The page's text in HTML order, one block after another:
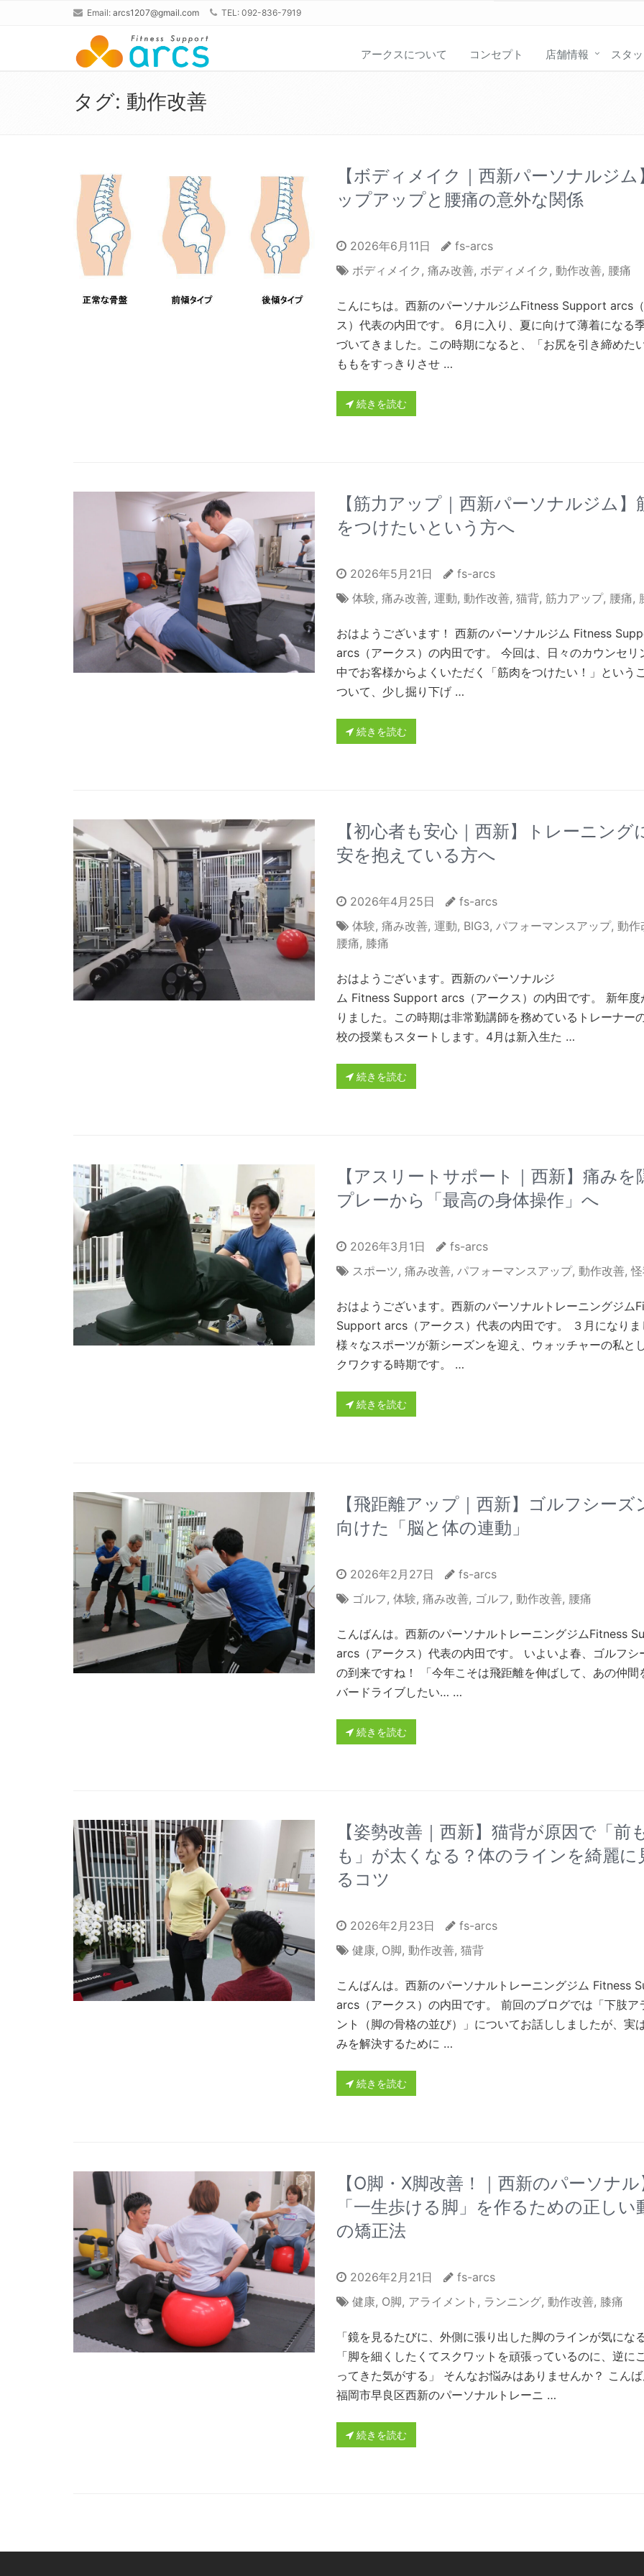
Email: arcs1207@gmail.com TEL: 092-836-7919
アークスについて コンセプト 店舗情報 スタ
タグ: 動作改善
【ボディメイク｜西新パーソナルジム
ップアップと腰痛の意外な関係
2026年6月11日
fs-arcs
ボディメイク , 痛み改善, ボディメイク , 動作改善, 腰痛
こんにちは。西新のパーソナルジムFitness Support arcs
ス）代表の内田です。 6月に入り、夏に向けて薄着になる
づいてきました。この時期になると、「お尻を引き締めた
ももをすっきりさせ …
続きを読む
【筋力アップ｜西新パーソナルジム】
をつけたいという方へ
2026年5月21日
fs-arcs
体験, 痛み改善, 運動, 動作改善, 猫背, 筋力アップ, 腰痛,
おはようございます！ 西新のパーソナルジム Fitness
arcs（アークス）の内田です。 今回は、日々のカウンセリ
中でお客様からよくいただく「筋肉をつけたい！」という
ついて、少し掘り下げ …
続きを読む
【初心者も安心｜西新】トレーニング
安を抱えている方へ
2026年4月25日
fs-arcs
体験, 痛み改善, 運動, BIG3, パフォーマンスアップ, 動作
腰痛, 膝痛
おはようございます。西新のパーソナルジ
ム Fitness Support arcs（アークス）の内田です。 新年度
りました。この時期は非常勤講師を務めているトレーナー
校の授業もスタートします。4月は新入生た …
続きを読む
【アスリートサポート｜西新】痛みを
プレーから「最高の身体操作」へ
2026年3月1日
fs-arcs
スポーツ, 痛み改善, パフォーマンスアップ, 動作改善,
おはようございます。西新のパーソナルトレーニングジム
Support arcs（アークス）代表の内田です。 ３月になりま
様々なスポーツが新シーズンを迎え、ウォッチャーの私と
クワクする時期です。 …
続きを読む
【飛距離アップ｜西新】ゴルフシーズ
向けた「脳と体の連動」
2026年2月27日
fs-arcs
ゴルフ, 体験, 痛み改善, ゴルフ, 動作改善, 腰痛
こんばんは。西新のパーソナルトレーニングジムFitness
arcs（アークス）代表の内田です。 いよいよ春、ゴルフシ
の到来ですね！ 「今年こそは飛距離を伸ばして、あの仲間
バードライブしたい… …
続きを読む
【姿勢改善｜西新】猫背が原因で「前
も」が太くなる？体のラインを綺麗に
るコツ
2026年2月23日
fs-arcs
健康, О脚, 動作改善, 猫背
こんばんは。西新のパーソナルトレーニングジム Fitness
arcs（アークス）の内田です。 前回のブログでは「下肢ア
ント（脚の骨格の並び）」についてお話ししましたが、実
みを解決するために …
続きを読む
【О脚・X脚改善！｜西新のパーソナル
「一生歩ける脚」を作るための正しい
の矯正法
2026年2月21日
fs-arcs
健康, О脚, アライメント , ランニング, 動作改善, 膝痛
「鏡を見るたびに、外側に張り出した脚のラインが気にな
「脚を細くしたくてスクワットを頑張っているのに、逆に
ってきた気がする」 そんなお悩みはありませんか？ こんば
福岡市早良区西新のパーソナルトレーニ …
続きを読む